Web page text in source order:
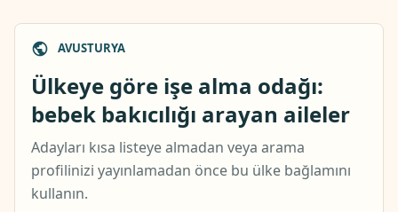
AVUSTURYA
Ülkeye göre işe alma odağı:
bebek bakıcılığı arayan aileler
Adayları kısa listeye almadan veya arama
profilinizi yayınlamadan önce bu ülke bağlamını
kullanın.